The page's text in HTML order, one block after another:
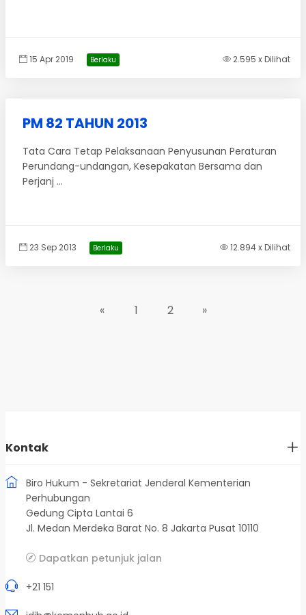
15 Apr 2019 Berlaku 2.595 x Dilihat
PM 82 TAHUN 2013
Tata Cara Tetap Pelaksanaan Penyusunan Peraturan
Perundang-undangan, Kesepakatan Bersama dan
Perjanj ...
23 Sep 2013 Berlaku 12.894 x Dilihat
« 1 2 »
Kontak
Biro Hukum - Sekretariat Jenderal Kementerian
Perhubungan
Gedung Cipta Lantai 6
Jl. Medan Merdeka Barat No. 8 Jakarta Pusat 10110
Dapatkan petunjuk jalan
+21 151